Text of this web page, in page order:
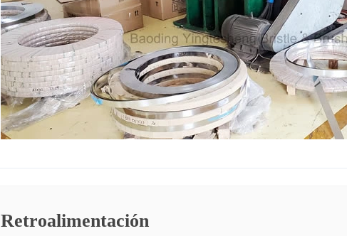
Retroalimentación